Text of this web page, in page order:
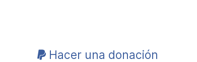
Hacer una donación